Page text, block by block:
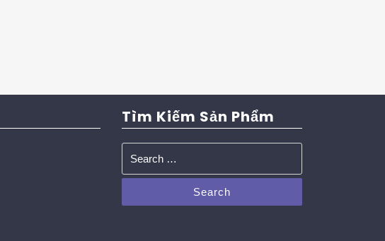
Tìm Kiếm Sản Phẩm
Search